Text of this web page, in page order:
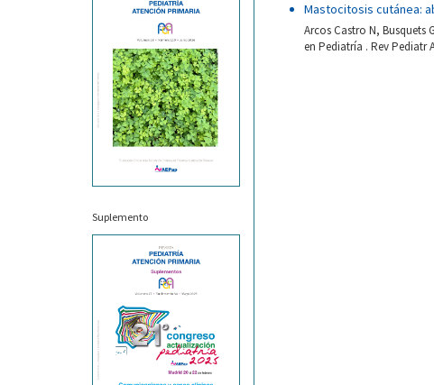
Suplemento
Mastocitosis cutánea:
Arcos Castro N,
en Pediatría . Rev Pediatr